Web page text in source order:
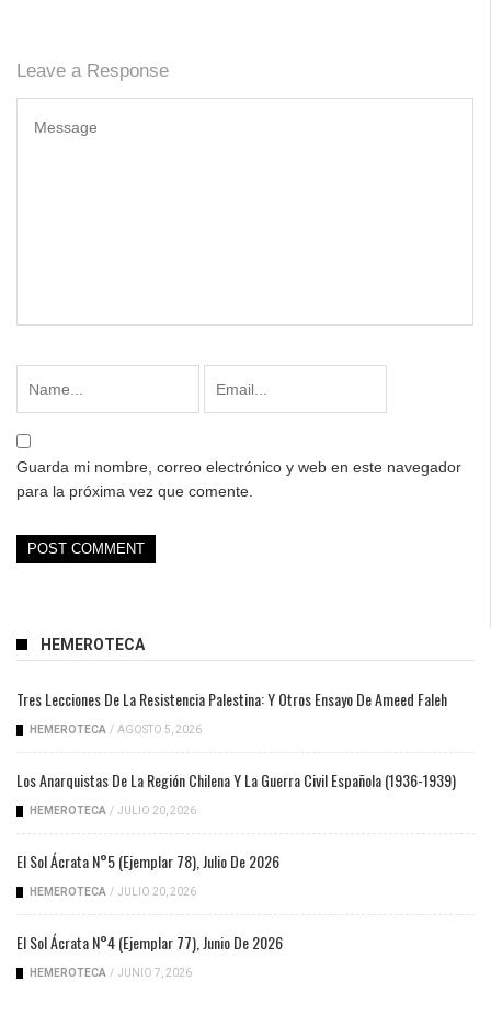
Leave a Response
Guarda mi nombre, correo electrónico y web en este navegador
para la próxima vez que comente.
HEMEROTECA
Tres Lecciones De La Resistencia Palestina: Y Otros Ensayo De Ameed Faleh
HEMEROTECA / AGOSTO 5, 2026
Los Anarquistas De La Región Chilena Y La Guerra Civil Española (1936-1939)
HEMEROTECA / JULIO 20, 2026
El Sol Ácrata N°5 (ejemplar 78), Julio De 2026
HEMEROTECA / JULIO 20, 2026
El Sol Ácrata N°4 (ejemplar 77), Junio De 2026
HEMEROTECA / JUNIO 7, 2026